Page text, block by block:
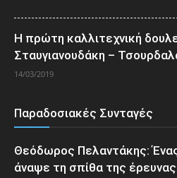
Η πρώτη καλλιτεχνική
Σταυγιανουδάκη –
14/03/2019
Παραδοσιακές Συνταγές
Θεόδωρος Πελαντάκης:
άναψε τη σπίθα της έρευνας